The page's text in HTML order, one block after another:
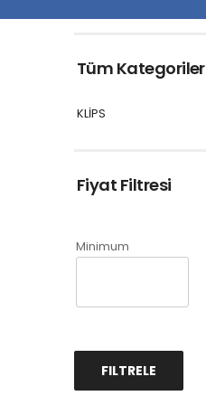
Tüm Kategoriler
KLİPS
Fiyat Filtresi
Minimum
FILTRELE